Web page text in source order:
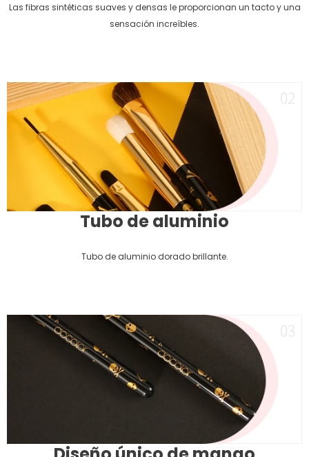
Las fibras sintéticas suaves y densas le proporcionan un tacto y una
sensación increíbles.
Tubo de aluminio
Tubo de aluminio dorado brillante.